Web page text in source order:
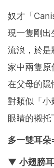
奴才「
現一隻剛出
流浪，於是
家中兩隻原
在父母的隱
對類似「小
眼睛的襯托
多一雙耳朵
▼ 小翅膀耳